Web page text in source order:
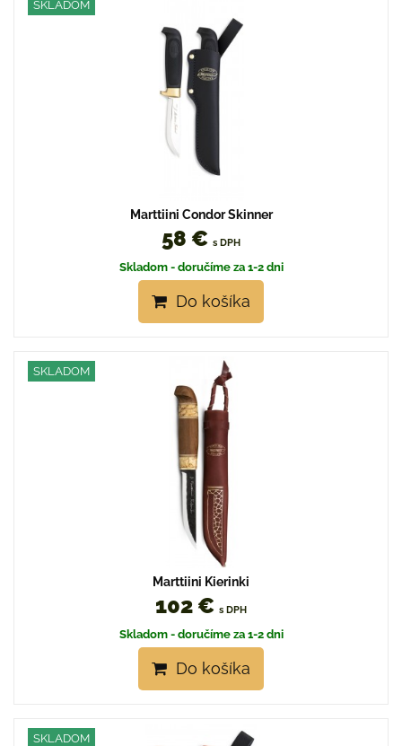
SKLADOM
Marttiini Condor Skinner
58 € s DPH
Skladom - doručíme za 1-2 dni
Do košíka
SKLADOM
Marttiini Kierinki
102 € s DPH
Skladom - doručíme za 1-2 dni
Do košíka
SKLADOM